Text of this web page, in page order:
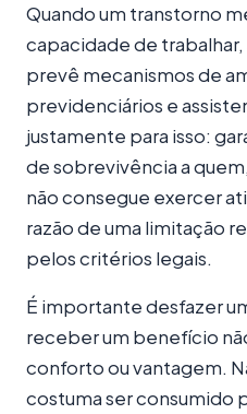
Quando um transtorno
capacidade de
prevê mecanismos de
previdenciários e
justamente para isso:
de sobrevivência a
não consegue exercer
razão de uma limitação
pelos critérios legais.
É importante desfazer
receber um benefício
conforto ou vantagem.
costuma ser consumido